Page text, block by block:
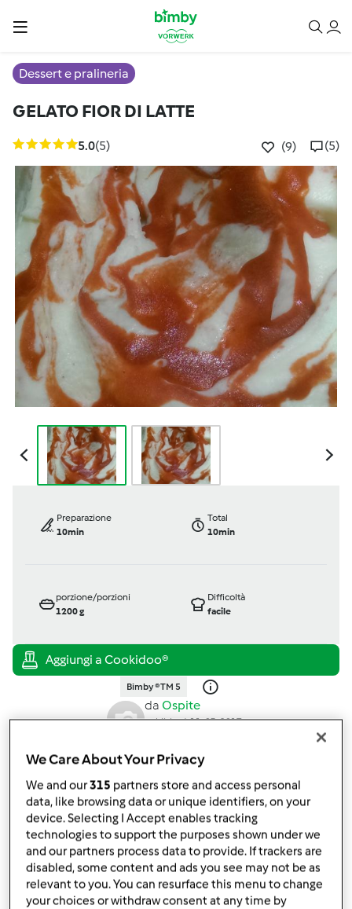
Dessert e pralineria
GELATO FIOR DI LATTE
5.0(5) (9) (5)
Preparazione
10min
Total
10min
porzione/porzioni
1200g
Difficoltà
facile
Bimby ® TM 5
da Ospite
published: 11-03-2017
Aggiungi alle mie raccolte
condividi la ricetta
Crea variante
We Care About Your Privacy
We and our315 partners store and access personal
data, like browsing data or unique identifiers, on your
device. Selecting I Accept enables tracking
technologies to support the purposes shown under we
and our partners process data to provide. If trackers are
disabled, some content and ads you see may not be as
relevant to you. You can resurface this menu to change
your choices or withdraw consent at any time by